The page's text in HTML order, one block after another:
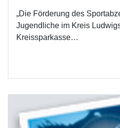
„Die Förderung des
Jugendliche im Kreis
Kreissparkasse…